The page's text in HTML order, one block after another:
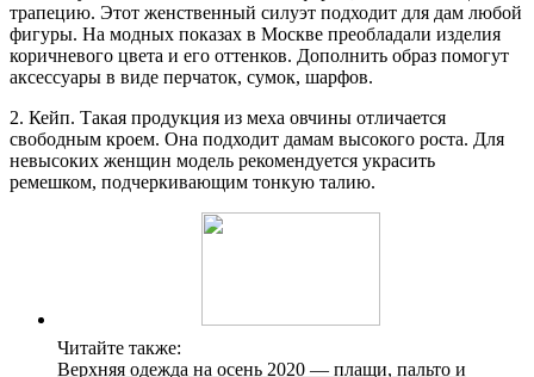
трапецию. Этот женственный силуэт подходит для дам любой
фигуры. На модных показах в Москве преобладали изделия
коричневого цвета и его оттенков. Дополнить образ помогут
аксессуары в виде перчаток, сумок, шарфов.
2. Кейп. Такая продукция из меха овчины отличается
свободным кроем. Она подходит дамам высокого роста. Для
невысоких женщин модель рекомендуется украсить
ремешком, подчеркивающим тонкую талию.
Читайте также:
Верхняя одежда на осень 2020 — плащи, пальто и